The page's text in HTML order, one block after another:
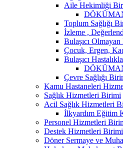
Aile Hekimliği
Toplum Sağlığı
İzleme ,
Bulaşıcı
Çocuk, Ergen,
Bulaşıcı
Çevre Sağlığı
Kamu Hastaneleri
Sağlık Hizmetleri Birimi
Acil Sağlık Hizmetleri
İlkyardım Eğitim
Personel Hizmetleri
Destek Hizmetleri Birimi
Döner Sermaye ve